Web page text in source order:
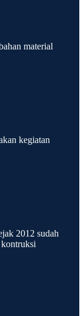
material
kegiatan
2012 sudah